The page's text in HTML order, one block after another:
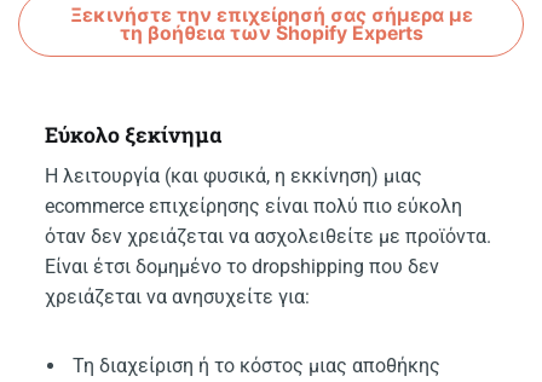
Ξεκινήστε την επιχείρησή σας σήμερα με
τη βοήθεια των Shopify Experts
Εύκολο ξεκίνημα
Η λειτουργία (και φυσικά, η εκκίνηση) μιας
ecommerce επιχείρησης είναι πολύ πιο εύκολη
όταν δεν χρειάζεται να ασχολειθείτε με προϊόντα.
Είναι έτσι δομημένο το dropshipping που δεν
χρειάζεται να ανησυχείτε για:
Τη διαχείριση ή το κόστος μιας αποθήκης